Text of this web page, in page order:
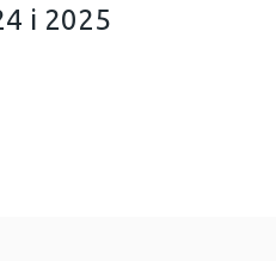
i 2025
Iechyd y geg ymhlith